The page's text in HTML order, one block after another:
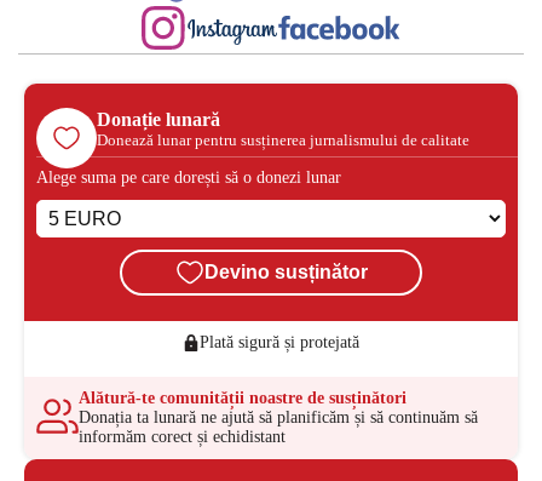
Donație lunară
Donează lunar pentru susținerea jurnalismului de calitate
Alege suma pe care dorești să o donezi lunar
Devino susținător
Plată sigură și protejată
Alătură-te comunității noastre de susținători
Donația ta lunară ne ajută să planificăm și să continuăm să
informăm corect și echidistant